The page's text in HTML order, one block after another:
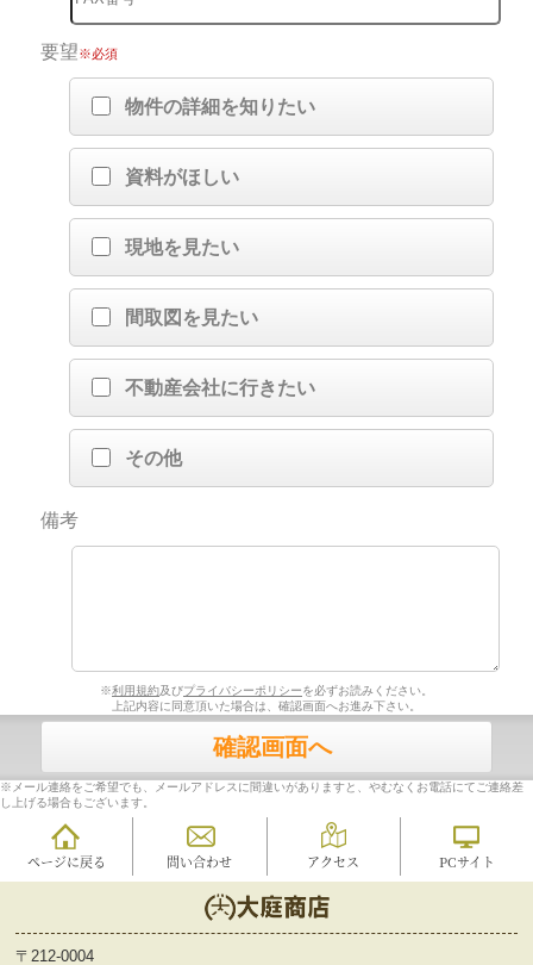
要望※必須
物件の詳細を知りたい
資料がほしい
現地を見たい
間取図を見たい
不動産会社に行きたい
その他
備考
※利用規約及びプライバシーポリシーを必ずお読みください。
上記内容に同意頂いた場合は、確認画面へお進み下さい。
確認画面へ
※メール連絡をご希望でも、メールアドレスに間違いがありますと、やむなくお電話にてご連絡差
し上げる場合もございます。
ページに戻る 問い合わせ アクセス PCサイト
〒212-0004